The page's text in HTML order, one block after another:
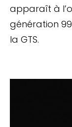
apparaît à
génération
la GTS.